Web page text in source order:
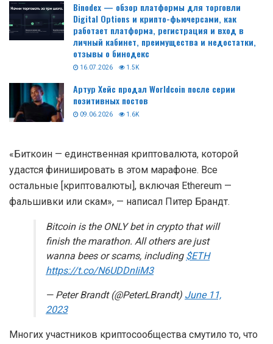
Binodex — обзор платформы для торговли
Digital Options и крипто-фьючерсами, как
работает платформа, регистрация и вход в
личный кабинет, преимущества и недостатки,
отзывы о бинодекс
16.07.2026 1.5K
Артур Хейс продал Worldcoin после серии
позитивных постов
09.06.2026 1.6K
«Биткоин — единственная криптовалюта, которой
удастся финишировать в этом марафоне. Все
остальные [криптовалюты], включая Ethereum —
фальшивки или скам», — написал Питер Брандт.
Bitcoin is the ONLY bet in crypto that will
finish the marathon. All others are just
wanna bees or scams, including$ETH
https://t.co/N6UDDnIiM3
— Peter Brandt (@PeterLBrandt)June 11,
2023
Многих участников криптосообщества смутило то, что